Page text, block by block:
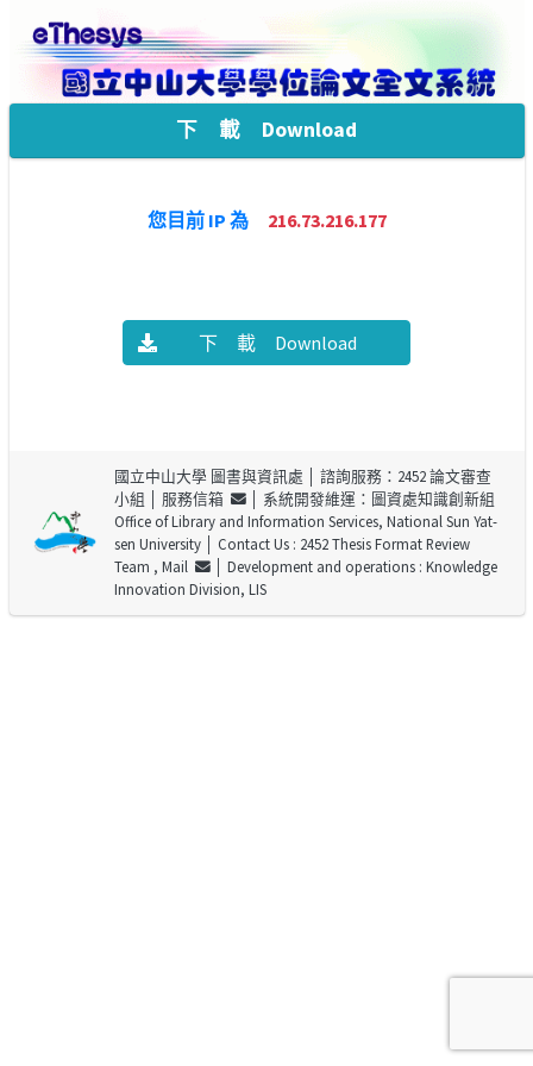
下 載 Download
您目前 IP 為 216.73.216.177
下 載 Download
國立中山大學 圖書與資訊處 │ 諮詢服務：2452 論文審查
小組 │ 服務信箱
│ 系統開發維運：圖資處知識創新組
Office of Library and Information Services, National Sun Yat-
sen University│ Contact Us : 2452 Thesis Format Review
Team , Mail
│ Development and operations : Knowledge
Innovation Division, LIS